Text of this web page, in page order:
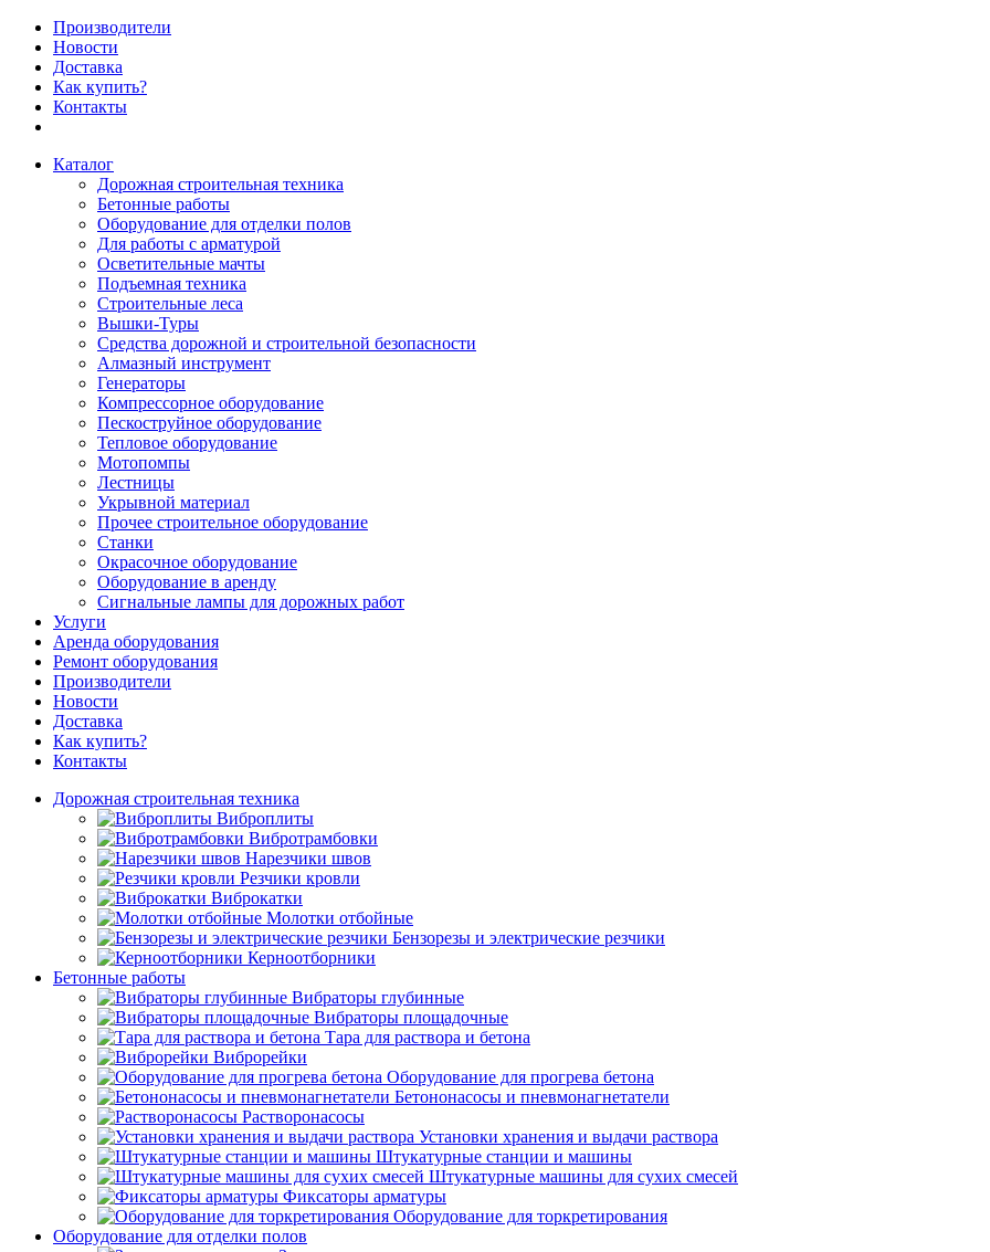
Производители
Новости
Доставка
Как купить?
Контакты
Каталог
Дорожная строительная техника
Бетонные работы
Оборудование для отделки полов
Для работы с арматурой
Осветительные мачты
Подъемная техника
Строительные леса
Вышки-Туры
Средства дорожной и строительной безопасности
Алмазный инструмент
Генераторы
Компрессорное оборудование
Пескоструйное оборудование
Тепловое оборудование
Мотопомпы
Лестницы
Укрывной материал
Прочее строительное оборудование
Станки
Окрасочное оборудование
Оборудование в аренду
Сигнальные лампы для дорожных работ
Услуги
Аренда оборудования
Ремонт оборудования
Производители
Новости
Доставка
Как купить?
Контакты
Дорожная строительная техника
Виброплиты
Вибротрамбовки
Нарезчики швов
Резчики кровли
Виброкатки
Молотки отбойные
Бензорезы и электрические резчики
Керноотборники
Бетонные работы
Вибраторы глубинные
Вибраторы площадочные
Тара для раствора и бетона
Виброрейки
Оборудование для прогрева бетона
Бетононасосы и пневмонагнетатели
Растворонасосы
Установки хранения и выдачи раствора
Штукатурные станции и машины
Штукатурные машины для сухих смесей
Фиксаторы арматуры
Оборудование для торкретирования
Оборудование для отделки полов